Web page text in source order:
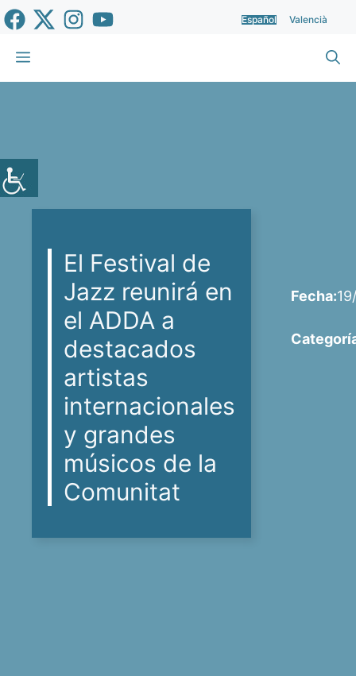
Saltar
al
contenido
Español Valencià
Menú
El Festival de
Jazz reunirá en
el ADDA a
destacados
artistas
internacionales
y grandes
músicos de la
Comunitat
Fecha: